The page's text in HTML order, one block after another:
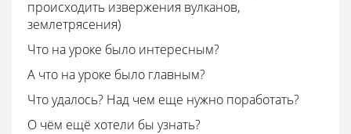
происходить извержения вулканов,
землетрясения)
Что на уроке было интересным?
А что на уроке было главным?
Что удалось? Над чем еще нужно поработать?
О чём ещё хотели бы узнать?